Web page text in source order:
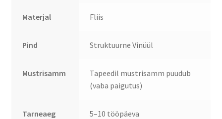
Materjal Fliis
Pind Struktuurne Vinüül
Mustrisamm
Tapeedil mustrisamm puudub
(vaba paigutus)
Tarneaeg 5–10 tööpäeva